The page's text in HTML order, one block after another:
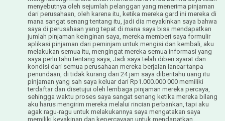
menyebutnya oleh sejumlah pelanggan yang menerima pinjaman
dari perusahaan, oleh karena itu, ketika mereka gard ini mereka di
mana sangat senang tentang itu, jadi dia meyakinkan saya bahwa
saya di perusahaan yang tepat di mana saya bisa mendapatkan
jumlah pinjaman keinginan saya, mereka memberi saya formulir
aplikasi pinjaman dari peminjam untuk mengisi dan kembali, aku
melakukan semua itu, mengingat mereka semua informasi yang
saya perlu tahu tentang saya, Jadi saya telah diberi syarat dan
kondisi dari semua perusahaan mereka berjalan lancar tanpa
penundaan, di tidak kurang dari 24 jam saya diberitahu uang itu
pinjaman yang sah saya keluar dari Rp1.000.000 000 memiliki
terdaftar dan disetujui oleh lembaga pinjaman mereka percaya,
sehingga waktu proses saya sangat senang ketika mereka bilang
aku harus mengirim mereka melalui rincian perbankan, tapi aku
agak ragu-ragu untuk melakukannya saya mengatakan saya
memiliki keyakinan dan kepercayaan untuk mendapatkan